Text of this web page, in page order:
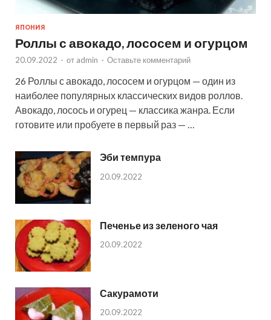
ЯПОНИЯ
Роллы с авокадо, лососем и огурцом
20.09.2022 - от admin - Оставьте комментарий
26 Роллы с авокадо, лососем и огурцом — один из
наиболее популярных классических видов роллов.
Авокадо, лосось и огурец — классика жанра. Если
готовите или пробуете в первый раз — …
Эби темпура
20.09.2022
Печенье из зеленого чая
20.09.2022
Сакурамоти
20.09.2022